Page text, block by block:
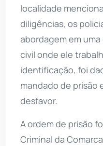
localidade
diligências, os
abordagem em
civil onde ele
identificação, foi
mandado de prisão
desfavor.
A ordem de prisão
Criminal da